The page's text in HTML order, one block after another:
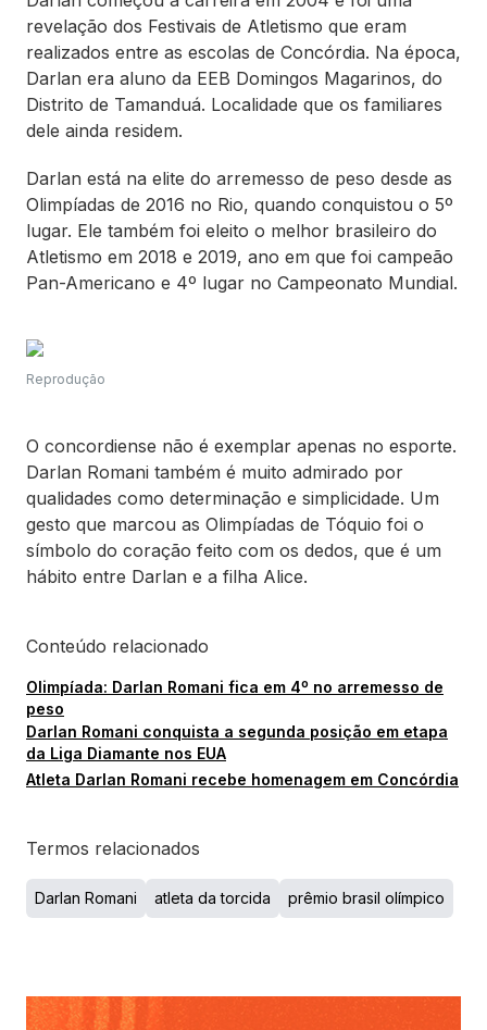
revelação dos Festivais de Atletismo que eram
realizados entre as escolas de Concórdia. Na época,
Darlan era aluno da EEB Domingos Magarinos, do
Distrito de Tamanduá. Localidade que os familiares
dele ainda residem.
Darlan está na elite do arremesso de peso desde as
Olimpíadas de 2016 no Rio, quando conquistou o 5º
lugar. Ele também foi eleito o melhor brasileiro do
Atletismo em 2018 e 2019, ano em que foi campeão
Pan-Americano e 4º lugar no Campeonato Mundial.
Reprodução
O concordiense não é exemplar apenas no esporte.
Darlan Romani também é muito admirado por
qualidades como determinação e simplicidade. Um
gesto que marcou as Olimpíadas de Tóquio foi o
símbolo do coração feito com os dedos, que é um
hábito entre Darlan e a filha Alice.
Conteúdo relacionado
Olimpíada: Darlan Romani fica em 4º no arremesso de
peso
Darlan Romani conquista a segunda posição em etapa
da Liga Diamante nos EUA
Atleta Darlan Romani recebe homenagem em Concórdia
Termos relacionados
Darlan Romani atleta da torcida prêmio brasil olímpico